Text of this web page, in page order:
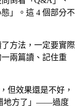
」。這 4 個部分不
方法，一定要實際
兩篇讀、記住重
但效果還是不好，
地方了」——過度